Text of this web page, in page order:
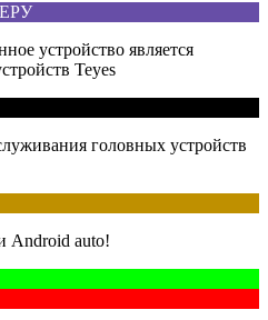
устройство является
Teyes
головных устройств
Android auto!